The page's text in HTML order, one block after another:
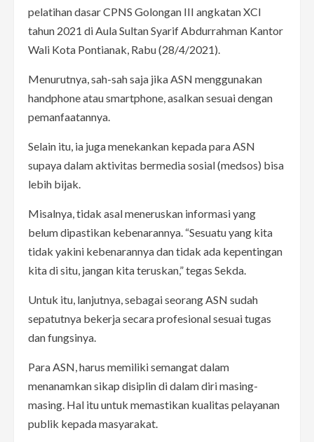
pelatihan dasar CPNS Golongan III angkatan XCI
tahun 2021 di Aula Sultan Syarif Abdurrahman Kantor
Wali Kota Pontianak, Rabu (28/4/2021).
Menurutnya, sah-sah saja jika ASN menggunakan
handphone atau smartphone, asalkan sesuai dengan
pemanfaatannya.
Selain itu, ia juga menekankan kepada para ASN
supaya dalam aktivitas bermedia sosial (medsos) bisa
lebih bijak.
Misalnya, tidak asal meneruskan informasi yang
belum dipastikan kebenarannya. “Sesuatu yang kita
tidak yakini kebenarannya dan tidak ada kepentingan
kita di situ, jangan kita teruskan,” tegas Sekda.
Untuk itu, lanjutnya, sebagai seorang ASN sudah
sepatutnya bekerja secara profesional sesuai tugas
dan fungsinya.
Para ASN, harus memiliki semangat dalam
menanamkan sikap disiplin di dalam diri masing-
masing. Hal itu untuk memastikan kualitas pelayanan
publik kepada masyarakat.